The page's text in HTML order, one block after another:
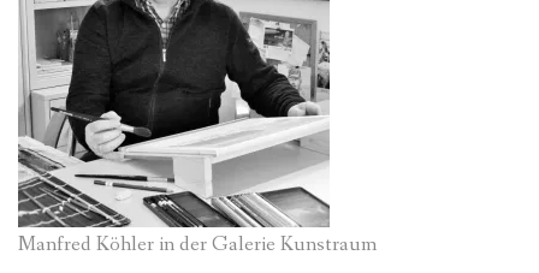
Manfred Köhler in der Galerie Kunstraum